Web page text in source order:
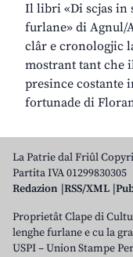
Il libri «Di scjas in
furlane» di Agnul/
clâr e cronologjic
mostrant tant che
presince costante
fortunade di
La Patrie dal Friûl
Partita IVA 01299830305
Redazion RSS/XML
Proprietât Clape di
lenghe furlane e cu la
USPI – Union Stampe